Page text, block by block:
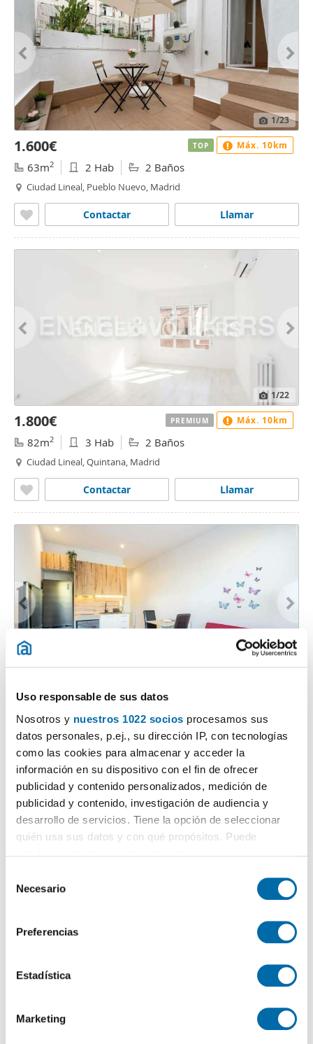
Uso responsable de sus datos
Nosotros y nuestros 1022 socios procesamos sus
datos personales, p.ej., su dirección IP, con tecnologías
como las cookies para almacenar y acceder la
información en su dispositivo con el fin de ofrecer
publicidad y contenido personalizados, medición de
publicidad y contenido, investigación de audiencia y
desarrollo de servicios. Tiene la opción de seleccionar
quién usa sus datos y con qué propósitos. Puede
el Menú de consentimiento.
Recopilar información sobre su ubicación geográfica
Identificar su dispositivo analizándolo activamente
para buscar características específicas (huellas
Obtenga más información sobre cómo se procesan sus
Necesario
Preferencias
Estadística
Marketing
1/23
1.600€
63m2 2 Hab 2 Baños
Ciudad Lineal, Pueblo Nuevo, Madrid
Llamar
Contactar
TOP Máx. 10km
1/22
1.800€
82m2 3 Hab 2 Baños
Ciudad Lineal, Quintana, Madrid
Llamar
Contactar
PREMIUM Máx. 10km
1/10
2.000€
50m Piso
Ciudad Lineal, Pueblo Nuevo, Madrid
Llamar
Contactar
1/13
790€
Ciudad Lineal, Pueblo Nuevo, Madrid
Máx. 10km